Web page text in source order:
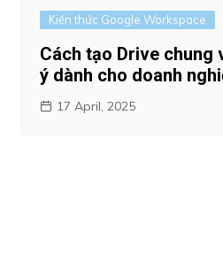
Kiến thức Google Workspace
Cách tạo Drive chung
ý dành cho doanh
17 April, 2025